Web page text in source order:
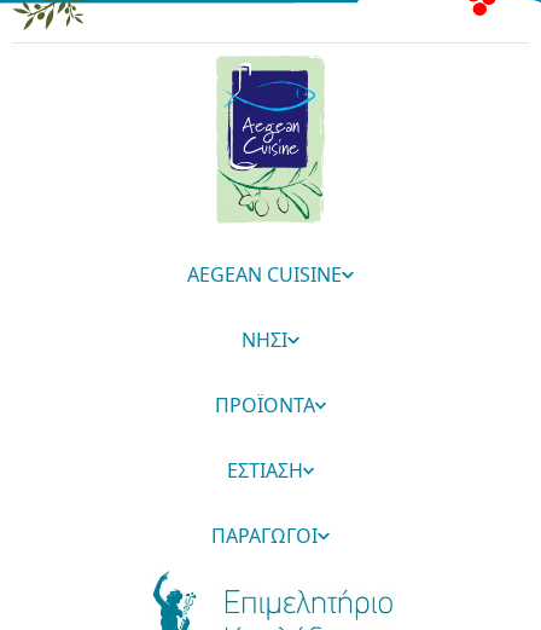
AEGEAN CUISINE
ΝΗΣΙ
ΠΡΟΪΟΝΤΑ
ΕΣΤΙΑΣΗ
ΠΑΡΑΓΩΓΟΙ